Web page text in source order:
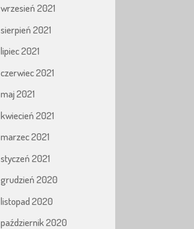
wrzesień 2021
sierpień 2021
lipiec 2021
czerwiec 2021
maj 2021
kwiecień 2021
marzec 2021
styczeń 2021
grudzień 2020
listopad 2020
październik 2020